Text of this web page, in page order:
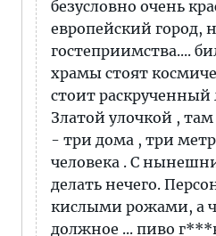
безусловно очень
европейский город,
гостеприимства....
храмы стоят
стоит раскрученный
Златой улочкой ,
- три дома , три
человека . С
делать нечего.
кислыми рожами, а
должное ... пиво